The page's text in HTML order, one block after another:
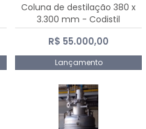
Coluna de destilação 380 x
3.300 mm - Codistil
R$ 55.000,00
Lançamento